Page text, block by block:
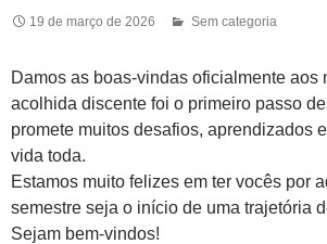
19 de março de 2026 Sem categoria
Damos as boas-vindas oficialmente aos
acolhida discente foi o primeiro passo
promete muitos desafios, aprendizados
vida toda.
Estamos muito felizes em ter vocês por
semestre seja o início de uma trajetória
Sejam bem-vindos!